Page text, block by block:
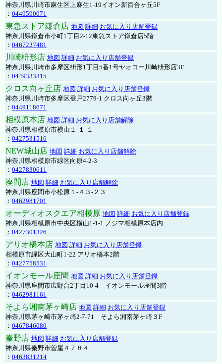
神奈川県川崎市麻生区上麻生1-19イオン新百合ヶ丘5F
： 0449590071
東急ストア鎌倉店 地図 詳細 お気に入り店舗登録
神奈川県鎌倉市小町1丁目2-12東急ストア鎌倉店5階
： 0467237481
川崎枡形店 地図 詳細 お気に入り店舗登録
神奈川県川崎市多摩区枡形1丁目5番1号ヤオコー川崎枡形店3F
： 0449333315
クロス向ヶ丘店 地図 詳細 お気に入り店舗登録
神奈川県川崎市多摩区登戸2779-1 クロス向ヶ丘3階
： 0449118671
相模原本店 地図 詳細 お気に入り店舗解除
神奈川県相模原市横山１-１-１
： 0427531516
NEW城山店 地図 詳細 お気に入り店舗解除
神奈川県相模原市緑区向原4-2-3
： 0427830611
座間店 地図 詳細 お気に入り店舗解除
神奈川県座間市小松原１-４３-２３
： 0462981701
オーディオスクエア相模原 地図 詳細 お気に入り店舗登録
神奈川県相模原市中央区横山1-1-1 ノジマ相模原本店内
： 0427301326
アリオ橋本店 地図 詳細 お気に入り店舗登録
相模原市緑区大山町1-22 アリオ橋本2階
： 0427758531
イオンモール座間 地図 詳細 お気に入り店舗登録
神奈川県座間市広野台2丁目10-4 イオンモール座間3階
： 0462981161
そよら湘南茅ヶ崎店 地図 詳細 お気に入り店舗登録
神奈川県茅ヶ崎市茅ヶ崎2‐7‐71 そよら湘南茅ヶ崎３F
： 0467846080
秦野店 地図 詳細 お気に入り店舗登録
神奈川県秦野市曽屋４７８４
： 0463831214